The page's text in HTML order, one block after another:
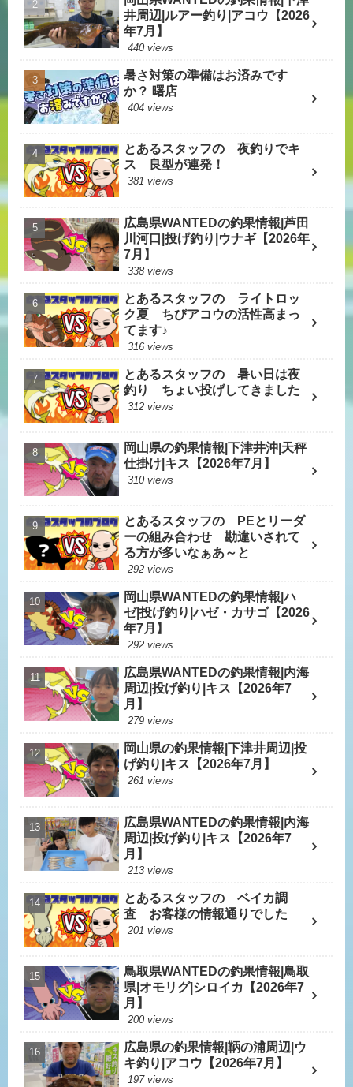
井周辺|ルアー釣り|アコウ【2026
年7月】
440 views
暑さ対策の準備はお済みです
か？ 曙店
404 views
とあるスタッフの 夜釣りでキ
ス 良型が連発！
381 views
広島県WANTEDの釣果情報|芦田
川河口|投げ釣り|ウナギ【2026年
7月】
338 views
とあるスタッフの ライトロッ
ク夏 ちびアコウの活性高まっ
てます♪
316 views
とあるスタッフの 暑い日は夜
釣り ちょい投げしてきました
312 views
岡山県の釣果情報|下津井沖|天秤
仕掛け|キス【2026年7月】
310 views
とあるスタッフの PEとリーダ
ーの組み合わせ 勘違いされて
る方が多いなぁあ～と
292 views
岡山県WANTEDの釣果情報|ハ
ゼ|投げ釣り|ハゼ・カサゴ【2026
年7月】
292 views
広島県WANTEDの釣果情報|内海
周辺|投げ釣り|キス【2026年7
月】
279 views
岡山県の釣果情報|下津井周辺|投
げ釣り|キス【2026年7月】
261 views
広島県WANTEDの釣果情報|内海
周辺|投げ釣り|キス【2026年7
月】
213 views
とあるスタッフの ベイカ調
査 お客様の情報通りでした
201 views
鳥取県WANTEDの釣果情報|鳥取
県|オモリグ|シロイカ【2026年7
月】
200 views
広島県の釣果情報|鞆の浦周辺|ウ
キ釣り|アコウ【2026年7月】
197 views